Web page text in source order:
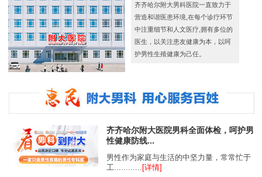
齐齐哈尔附大男科医院一直致力于
营造和谐医患环境,在每个诊疗环节
中注重细节和人文医疗,拥有多位的
医生，以关注患友健康为本，以呵
护男性生殖健康为己任。
齐齐哈尔附大医院男科全面体检，呵护男
性健康防线...
男性作为家庭与生活的中坚力量，常常忙于
工............ [详情]